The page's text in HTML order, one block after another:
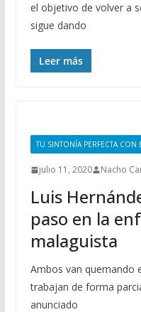
el objetivo de volver a
sigue dando
Leer más
TU SINTONÍA PERFECTA CON
julio 11, 2020 Nacho
Luis
paso en la
malaguista
Ambos van quemando
trabajan de forma
anunciado